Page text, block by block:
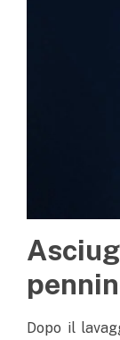
Dopo il